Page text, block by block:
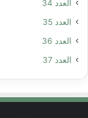
العدد 34
العدد 35
العدد 36
العدد 37